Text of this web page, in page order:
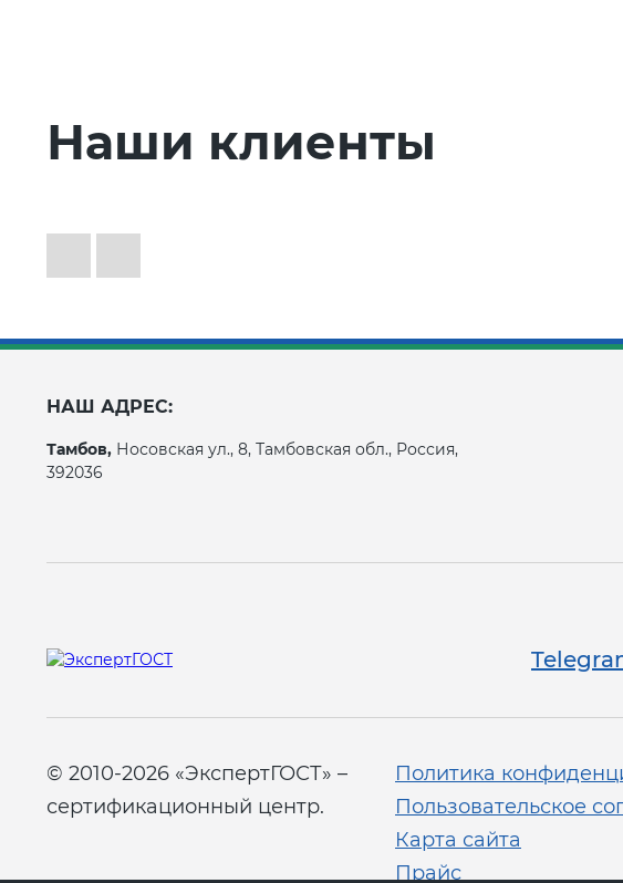
Наши клиенты
НАШ АДРЕС:
Тамбов, Носовская ул., 8, Тамбовская обл., Россия,
392036
© 2010-2026 «ЭкспертГОСТ» –
сертификационный центр.
Политика
Пользовательское
Карта сайта
Прайс